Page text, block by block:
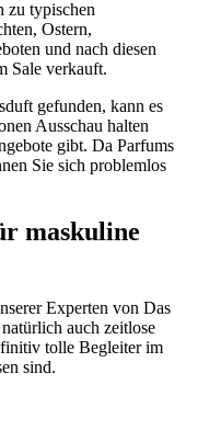
zu typischen
Ostern,
und nach diesen
Sale verkauft.
gefunden, kann es
Ausschau halten
gibt. Da Parfums
Sie sich problemlos
maskuline
Experten von Das
auch zeitlose
tolle Begleiter im
sind.